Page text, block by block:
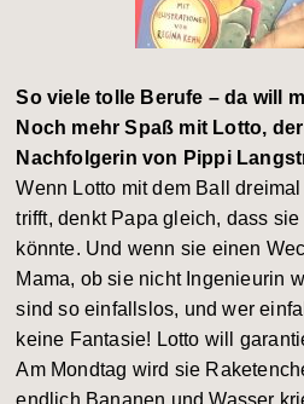
So viele tolle Berufe – da will
Noch mehr Spaß mit Lotto,
Nachfolgerin von Pippi
Wenn Lotto mit dem Ball
trifft, denkt Papa gleich, dass
könnte. Und wenn sie einen
Mama, ob sie nicht Ingenieurin
sind so einfallslos, und wer
keine Fantasie! Lotto will
Am Mondtag wird sie
endlich Bananen und Wasser